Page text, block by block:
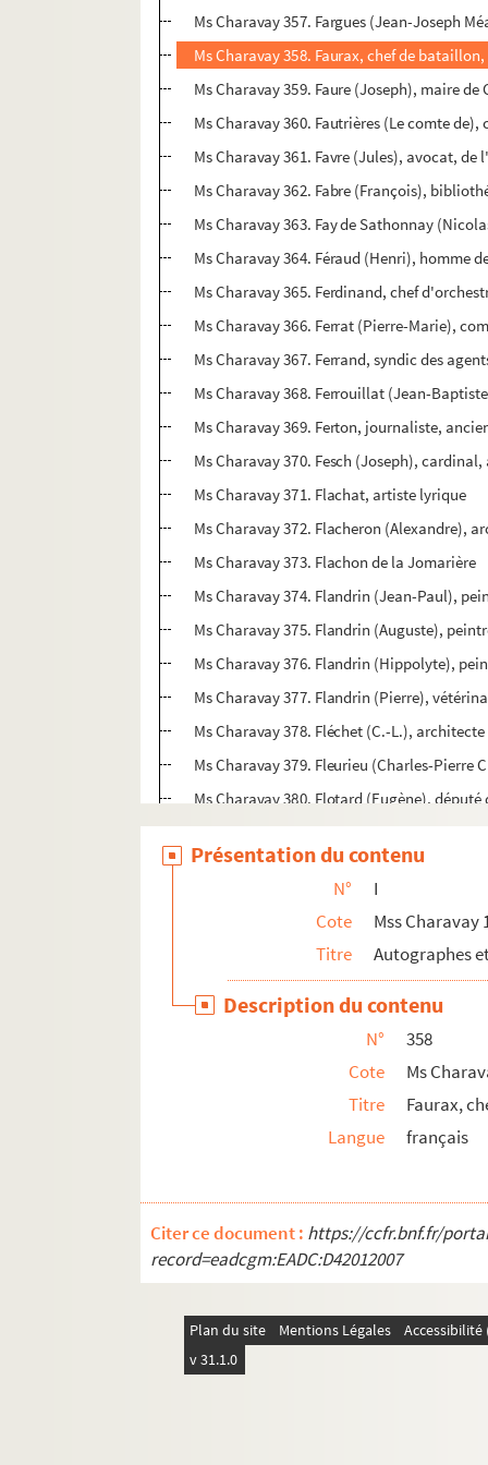
Ms Charavay 357. Fargues (Jean-Joseph
Ms Charavay 358. Faurax, chef de
Ms Charavay 359. Faure (Joseph), maire
Ms Charavay 360. Fautrières (Le comte
Ms Charavay 361. Favre (Jules), avocat,
Ms Charavay 362. Fabre (François),
Ms Charavay 363. Fay de Sathonnay
Ms Charavay 364. Féraud (Henri), homme
Ms Charavay 365. Ferdinand, chef
Ms Charavay 366. Ferrat (Pierre-Marie),
Ms Charavay 367. Ferrand, syndic des
Ms Charavay 368. Ferrouillat (Jean-
Ms Charavay 369. Ferton, journaliste,
Ms Charavay 370. Fesch (Joseph),
Ms Charavay 371. Flachat, artiste lyrique
Ms Charavay 372. Flacheron (Alexandre),
Ms Charavay 373. Flachon de la Jomarière
Ms Charavay 374. Flandrin (Jean-Paul),
Ms Charavay 375. Flandrin (Auguste),
Ms Charavay 376. Flandrin (Hippolyte),
Ms Charavay 377. Flandrin (Pierre),
Ms Charavay 378. Fléchet (C.-L.), architecte
Ms Charavay 379. Fleurieu (Charles-Pierre
Ms Charavay 380. Flotard (Eugène), député
Ms Charavay 381. Folleville (Marie), artiste
Ms Charavay 382. Fond (Benoît),
Ms Charavay 383. Forest, vicaire de Saint-
Ms Charavay 384. Forest (Jean-Marie),
Ms Charavay 385. Forest (Jules), littérateur
Ms Charavay 386. Fornier (E.), littérateur
Ms Charavay 387. Fortis (François-Marie
Ms Charavay 388. Foudras (De), grand-
Ms Charavay 389. Foudras de Courcenay
Ms Charavay 390. Foulon (Joseph),
Ms Charavay 392. Fournet (Joseph-Jean-
Ms Charavay 393. Fournier (Antoine), juge
Ms Charavay 394. Fournier, de Virginie,
Ms Charavay 396. Fraisse (Pierre),
Ms Charavay 397. Fraisse (Charles),
Présentation du contenu
N°
I
Cote
Mss Charavay
Titre
Autographes
Description du contenu
N°
358
Cote
Ms
Titre
Faurax,
Langue
français
Citer ce document : https://ccfr.bnf.fr/
record=eadcgm:EADC:D42012007
Plan du site Mentions Légales
v 31.1.0